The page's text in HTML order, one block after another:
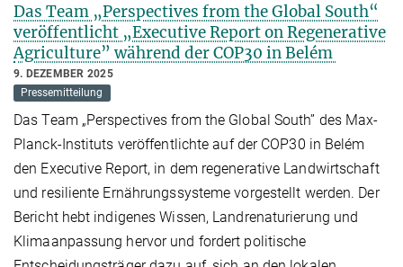
Das Team „Perspectives from the Global South“
veröffentlicht „Executive Report on Regenerative
Agriculture” während der COP30 in Belém
9. DEZEMBER 2025
Pressemitteilung
Das Team „Perspectives from the Global South” des Max-
Planck-Instituts veröffentlichte auf der COP30 in Belém
den Executive Report, in dem regenerative Landwirtschaft
und resiliente Ernährungssysteme vorgestellt werden. Der
Bericht hebt indigenes Wissen, Landrenaturierung und
Klimaanpassung hervor und fordert politische